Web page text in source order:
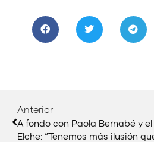
Anterior
A fondo con Paola Bernabé y
Elche: “Tenemos más ilusión